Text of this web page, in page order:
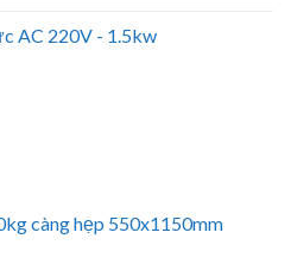
AC 220V - 1.5kw
càng hẹp 550x1150mm